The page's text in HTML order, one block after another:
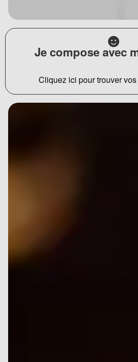
Je compose avec
Cliquez ici pour trouver